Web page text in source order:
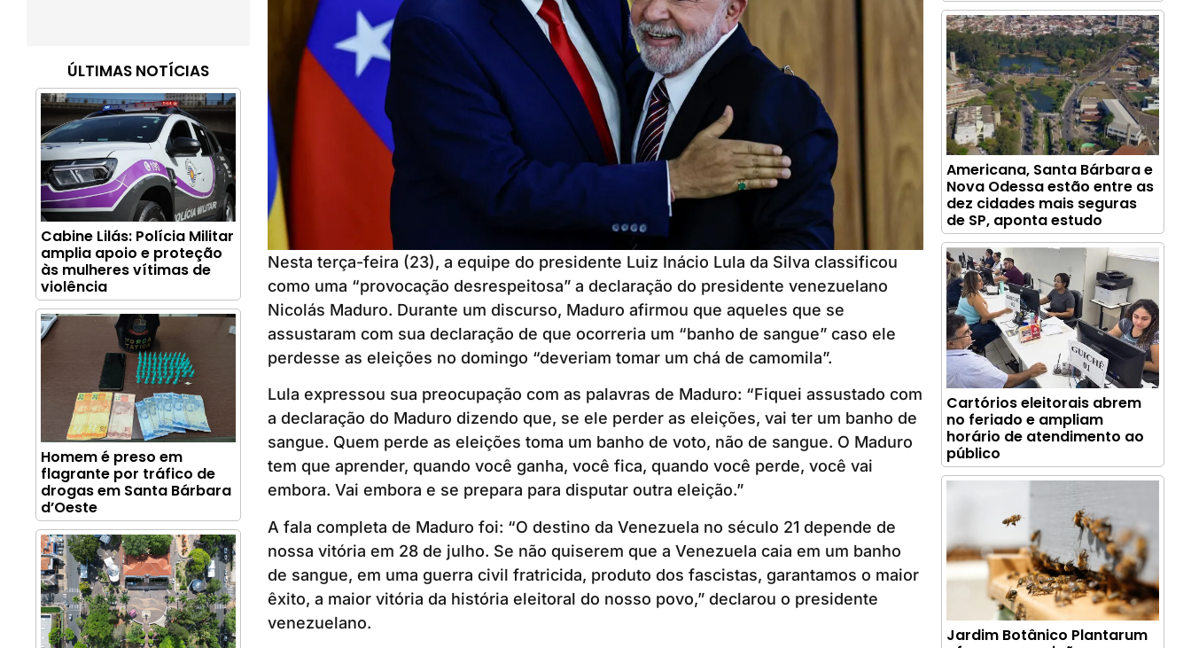
ÚLTIMAS NOTÍCIAS
Cabine Lilás: Polícia Militar
amplia apoio e proteção
às mulheres vítimas de
violência
Homem é preso em
flagrante por tráfico de
drogas em Santa Bárbara
d’Oeste
Nesta terça-feira (23), a equipe do presidente Luiz Inácio Lula da Silva classificou
como uma “provocação desrespeitosa” a declaração do presidente venezuelano
Nicolás Maduro. Durante um discurso, Maduro afirmou que aqueles que se
assustaram com sua declaração de que ocorreria um “banho de sangue” caso ele
perdesse as eleições no domingo “deveriam tomar um chá de camomila”.
Lula expressou sua preocupação com as palavras de Maduro: “Fiquei assustado com
a declaração do Maduro dizendo que, se ele perder as eleições, vai ter um banho de
sangue. Quem perde as eleições toma um banho de voto, não de sangue. O Maduro
tem que aprender, quando você ganha, você fica, quando você perde, você vai
embora. Vai embora e se prepara para disputar outra eleição.”
A fala completa de Maduro foi: “O destino da Venezuela no século 21 depende de
nossa vitória em 28 de julho. Se não quiserem que a Venezuela caia em um banho
de sangue, em uma guerra civil fratricida, produto dos fascistas, garantamos o maior
êxito, a maior vitória da história eleitoral do nosso povo,” declarou o presidente
venezuelano.
Americana, Santa Bárbara e
Nova Odessa estão entre as
dez cidades mais seguras
de SP, aponta estudo
Cartórios eleitorais abrem
no feriado e ampliam
horário de atendimento ao
público
Jardim Botânico Plantarum